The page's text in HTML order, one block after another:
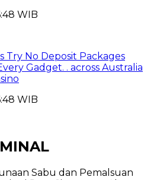
WIB
Try No Deposit Packages
Gadget. . across Australia
WIB